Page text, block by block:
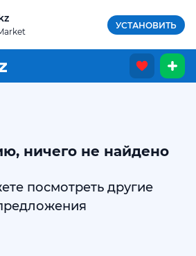
УСТАНОВИТЬ
ничего не найдено
посмотреть другие